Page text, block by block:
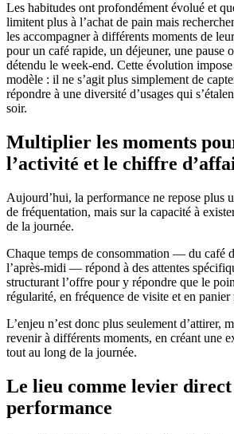
Les habitudes ont profondément évolué et
limitent plus à l’achat de pain mais
les accompagner à différents moments de
pour un café rapide, un déjeuner, une pause
détendu le week-end. Cette évolution
modèle : il ne s’agit plus simplement de
répondre à une diversité d’usages qui
soir.
Multiplier les moments
l’activité et le chiffre
Aujourd’hui, la performance ne repose plus
de fréquentation, mais sur la capacité à
de la journée.
Chaque temps de consommation — du café
l’après-midi — répond à des attentes
structurant l’offre pour y répondre que le
régularité, en fréquence de visite et en panier
L’enjeu n’est donc plus seulement d’attirer,
revenir à différents moments, en créant une
tout au long de la journée.
Le lieu comme levier direct
performance